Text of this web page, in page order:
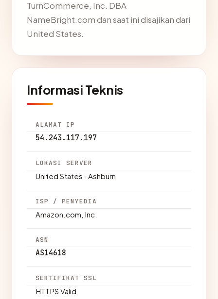
TurnCommerce, Inc. DBA
NameBright.com dan saat ini disajikan dari
United States.
Informasi Teknis
ALAMAT IP
54.243.117.197
LOKASI SERVER
United States · Ashburn
ISP / PENYEDIA
Amazon.com, Inc.
ASN
AS14618
SERTIFIKAT SSL
HTTPS Valid